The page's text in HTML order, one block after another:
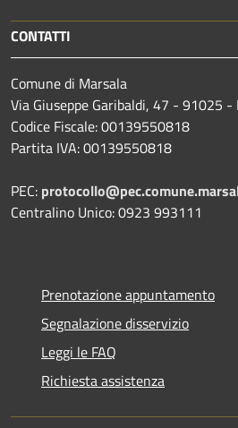
CONTATTI
Comune di Marsala
Via Giuseppe Garibaldi, 47 - 91025 -
Codice Fiscale: 00139550818
Partita IVA: 00139550818
PEC:
Centralino Unico: 0923 993111
Prenotazione appuntamento
Segnalazione disservizio
Leggi le FAQ
Richiesta assistenza